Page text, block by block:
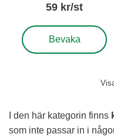
59 kr/st
Bevaka
, Tygmärke First Aid
I den här kategorin finns
som inte passar in i